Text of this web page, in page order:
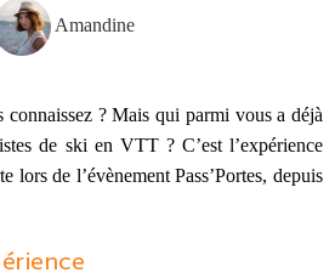
Amandine
connaissez ? Mais qui parmi vous a déjà
de ski en VTT ? C’est l’expérience
lors de l’évènement Pass’Portes, depuis